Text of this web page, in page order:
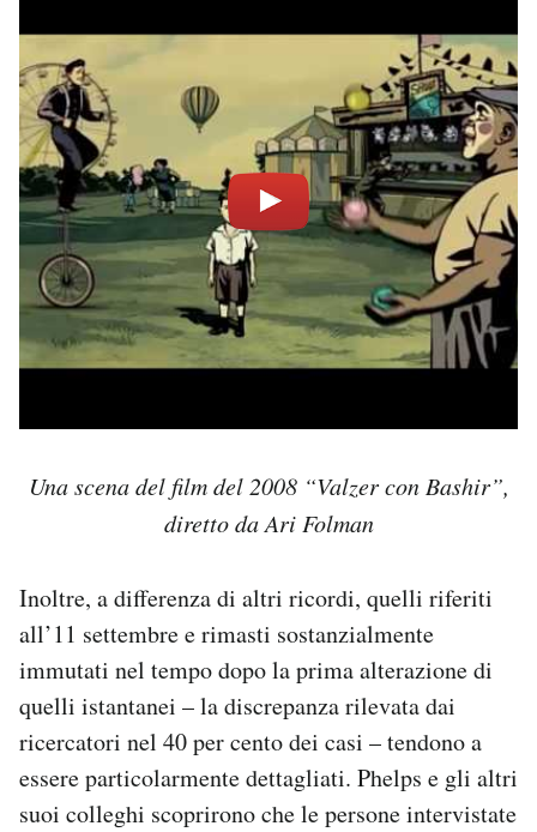
Una scena del film del 2008 “Valzer con Bashir”,
diretto da Ari Folman
Inoltre, a differenza di altri ricordi, quelli riferiti
all’11 settembre e rimasti sostanzialmente
immutati nel tempo dopo la prima alterazione di
quelli istantanei – la discrepanza rilevata dai
ricercatori nel 40 per cento dei casi – tendono a
essere particolarmente dettagliati. Phelps e gli altri
suoi colleghi scoprirono che le persone intervistate